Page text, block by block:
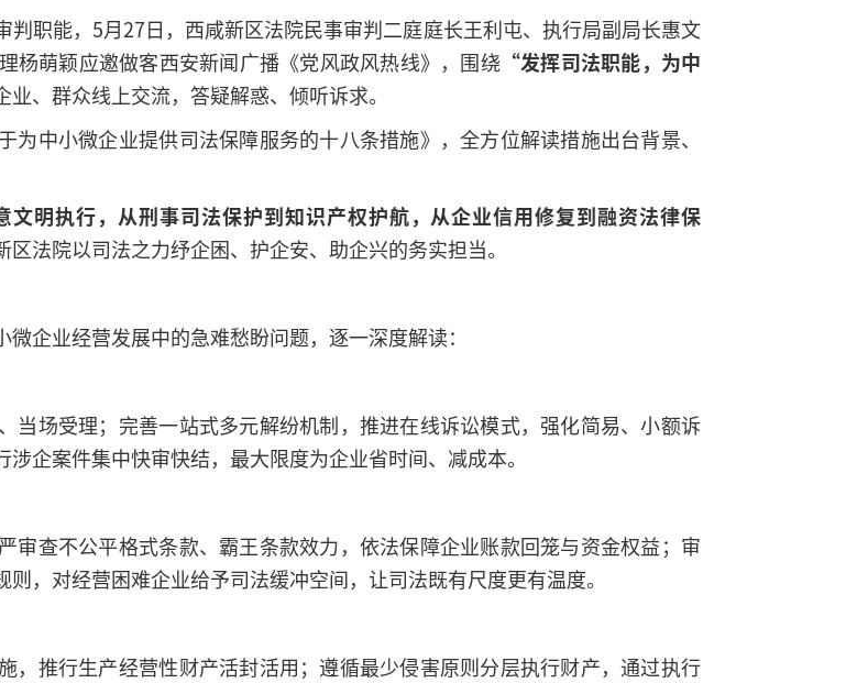
职能，5月27日，西咸新区法院民事审判二庭庭长王利屯、执行局副局长惠文
杨萌颖应邀做客西安新闻广播《党风政风热线》，围绕 “发挥司法职能，为中
业、群众线上交流，答疑解惑、倾听诉求。
中小微企业提供司法保障服务的十八条措施》，全方位解读措施出台背景、
明执行，从刑事司法保护到知识产权护航，从企业信用修复到融资法律保
区法院以司法之力纾企困、护企安、助企兴的务实担当。
企业经营发展中的急难愁盼问题，逐一深度解读：
当场受理；完善一站式多元解纷机制，推进在线诉讼模式，强化简易、小额诉
企案件集中快审快结，最大限度为企业省时间、减成本。
审查不公平格式条款、霸王条款效力，依法保障企业账款回笼与资金权益；审
，对经营困难企业给予司法缓冲空间，让司法既有尺度更有温度。
，推行生产经营性财产活封活用；遵循最少侵害原则分层执行财产，通过执行